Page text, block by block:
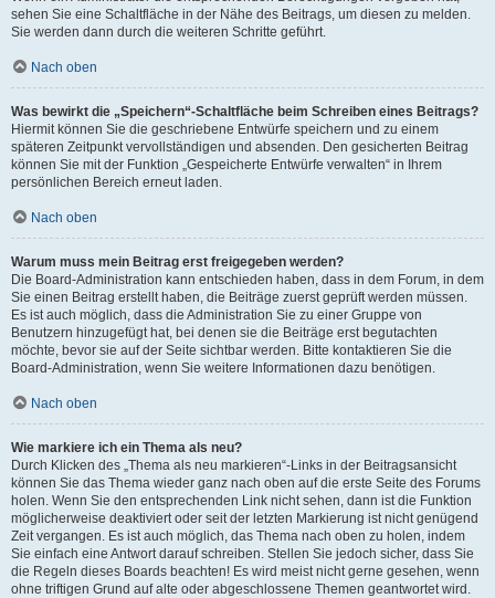
sehen Sie eine Schaltfläche in der Nähe des Beitrags, um diesen zu melden.
Sie werden dann durch die weiteren Schritte geführt.
Nach oben
Was bewirkt die „Speichern“-Schaltfläche beim Schreiben eines Beitrags?
Hiermit können Sie die geschriebene Entwürfe speichern und zu einem
späteren Zeitpunkt vervollständigen und absenden. Den gesicherten Beitrag
können Sie mit der Funktion „Gespeicherte Entwürfe verwalten“ in Ihrem
persönlichen Bereich erneut laden.
Nach oben
Warum muss mein Beitrag erst freigegeben werden?
Die Board-Administration kann entschieden haben, dass in dem Forum, in dem
Sie einen Beitrag erstellt haben, die Beiträge zuerst geprüft werden müssen.
Es ist auch möglich, dass die Administration Sie zu einer Gruppe von
Benutzern hinzugefügt hat, bei denen sie die Beiträge erst begutachten
möchte, bevor sie auf der Seite sichtbar werden. Bitte kontaktieren Sie die
Board-Administration, wenn Sie weitere Informationen dazu benötigen.
Nach oben
Wie markiere ich ein Thema als neu?
Durch Klicken des „Thema als neu markieren“-Links in der Beitragsansicht
können Sie das Thema wieder ganz nach oben auf die erste Seite des Forums
holen. Wenn Sie den entsprechenden Link nicht sehen, dann ist die Funktion
möglicherweise deaktiviert oder seit der letzten Markierung ist nicht genügend
Zeit vergangen. Es ist auch möglich, das Thema nach oben zu holen, indem
Sie einfach eine Antwort darauf schreiben. Stellen Sie jedoch sicher, dass Sie
die Regeln dieses Boards beachten! Es wird meist nicht gerne gesehen, wenn
ohne triftigen Grund auf alte oder abgeschlossene Themen geantwortet wird.